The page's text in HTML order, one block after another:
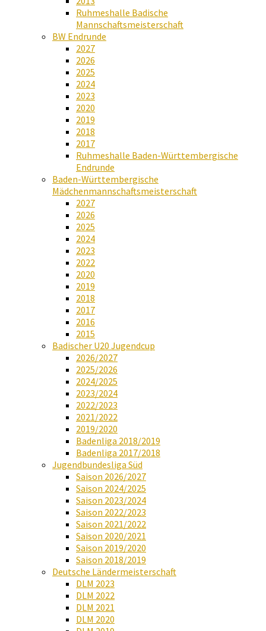
Ruhmeshalle Badische
Mannschaftsmeisterschaft
BW Endrunde
2027
2026
2025
2024
2023
2020
2019
2018
2017
Ruhmeshalle Baden-Württembergische
Endrunde
Baden-Württembergische
Mädchenmannschaftsmeisterschaft
2027
2026
2025
2024
2023
2022
2020
2019
2018
2017
2016
2015
Badischer U20 Jugendcup
2026/2027
2025/2026
2024/2025
2023/2024
2022/2023
2021/2022
2019/2020
Badenliga 2018/2019
Badenliga 2017/2018
Jugendbundesliga Süd
Saison 2026/2027
Saison 2024/2025
Saison 2023/2024
Saison 2022/2023
Saison 2021/2022
Saison 2020/2021
Saison 2019/2020
Saison 2018/2019
Deutsche Ländermeisterschaft
DLM 2023
DLM 2022
DLM 2021
DLM 2020